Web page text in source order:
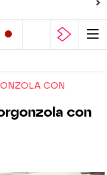
CON
con